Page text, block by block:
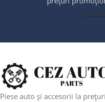
Piese auto și accesorii la